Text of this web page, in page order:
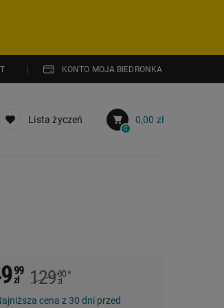
KONTO MOJA BIEDRONKA
Lista życzeń
0
0,00 zł
99
zł 12900
zł
*
cena z 30 dni przed